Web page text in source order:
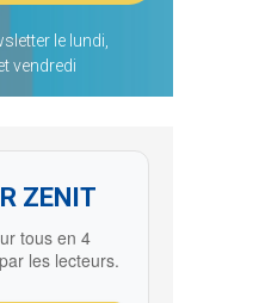
le lundi,
vendredi
ZENIT
tous en 4
les lecteurs.